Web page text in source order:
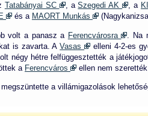
Tatabányai SC , aSzegedi AK , a
és a MAORT Munkás
volt a panasz a Ferencvárosra
.
is zavarta. AVasas
elleni 4-2-es
négy hétre felfüggesztették a
a Ferencváros ellen nem
a villámigazolások